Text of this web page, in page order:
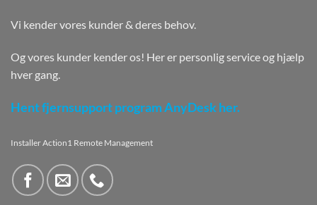
Vi kender vores kunder & deres behov.
Og vores kunder kender os! Her er personlig service og hjælp
hver gang.
Hent fjernsupport program AnyDesk her.
Installer Action1 Remote Management